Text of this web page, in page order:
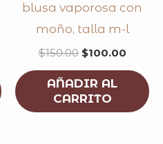
blusa vaporosa con
moño, talla m-l
$150.00 $100.00
AÑADIR AL
CARRITO